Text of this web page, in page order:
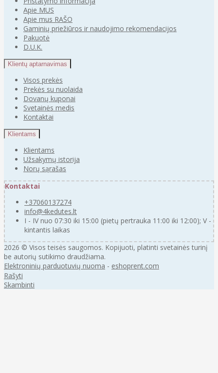
Apie MUS
Apie mus RAŠO
Gaminių priežiūros ir naudojimo rekomendacijos
Pakuotė
D.U.K.
Klientų aptarnavimas
Visos prekės
Prekės su nuolaida
Dovanų kuponai
Svetainės medis
Kontaktai
Klientams
Klientams
Užsakymų istorija
Norų sąrašas
Kontaktai
+37060137274
info@4kedutes.lt
I - IV nuo 07:30 iki 15:00 (pietų pertrauka 11:00 iki 12:00); V -
kintantis laikas
2026 © Visos teisės saugomos. Kopijuoti, platinti svetainės turinį
be autorių sutikimo draudžiama.
Elektroninių parduotuvių nuoma - eshoprent.com
Rašyti
Skambinti